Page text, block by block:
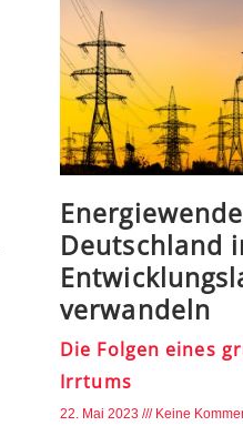
Deutschland
verwandeln
Die Folgen eines
Irrtums
22. Mai 2023 Keine